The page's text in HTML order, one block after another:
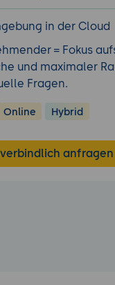
in der Cloud
= Fokus
und maximaler
Fragen.
Online Hybrid
anfragen